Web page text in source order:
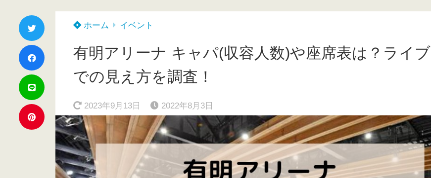
ホーム イベント
有明アリーナ キャパ(収容人数)や座席表は？ライブ
での見え方を調査！
2023年9月13日 2022年8月3日